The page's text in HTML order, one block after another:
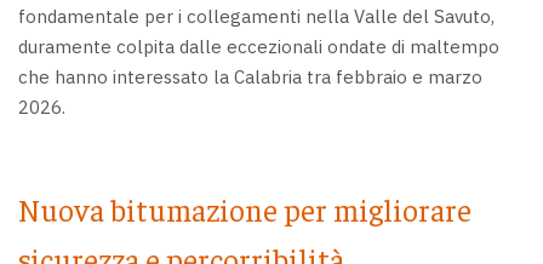
fondamentale per i collegamenti nella Valle del Savuto,
duramente colpita dalle eccezionali ondate di maltempo
che hanno interessato la Calabria tra febbraio e marzo
2026.
Nuova bitumazione per migliorare